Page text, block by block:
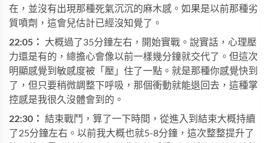
在，並沒有出現那種死氣沉沉的麻木感。如果是以前那種劣
質噴劑，這會兒估計已經沒知覺了。
22:05：
大概過了35分鐘左右，開始實戰。說實話，心理壓
力還是有的，總擔心會像以前一樣幾分鐘就交代了。但這次
明顯感覺到敏感度被「壓」住了一點。就是那種你感覺快到
了，但只要稍微調整下呼吸，那個衝動就能退回去，這種掌
控感是我很久沒體會到的。
22:30：
結束戰鬥，算了一下時間，從進入到結束大概持續
了25分鐘左右。以前我大概也就5-8分鐘，這次整整提升了